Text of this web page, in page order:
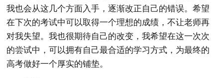
我也会从这几个方面入手，逐渐改正自己的错误。希望
在下次的考试中可以取得一个理想的成绩，不让老师再
对我失望。我也很期待自己的改变，我希望在这一次次
的尝试中，可以拥有自己最合适的学习方式，为最终的
高考做好一个厚实的铺垫。